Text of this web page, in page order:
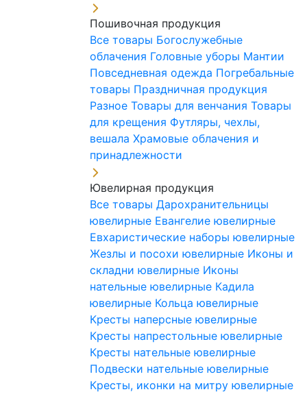
Пошивочная продукция
Все товары Богослужебные
облачения Головные уборы Мантии
Повседневная одежда Погребальные
товары Праздничная продукция
Разное Товары для венчания Товары
для крещения Футляры, чехлы,
вешала Храмовые облачения и
принадлежности
Ювелирная продукция
Все товары Дарохранительницы
ювелирные Евангелие ювелирные
Евхаристические наборы ювелирные
Жезлы и посохи ювелирные Иконы и
складни ювелирные Иконы
нательные ювелирные Кадила
ювелирные Кольца ювелирные
Кресты наперсные ювелирные
Кресты напрестольные ювелирные
Кресты нательные ювелирные
Подвески нательные ювелирные
Кресты, иконки на митру ювелирные